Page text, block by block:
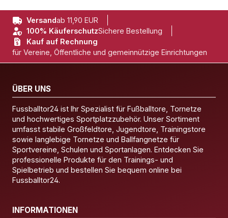
Versandab 11,90 EUR
100% KäuferschutzSichere Bestellung
Kauf auf Rechnung
für Vereine, Öffentliche und gemeinnützige Einrichtungen
ÜBER UNS
Fussballtor24 ist Ihr Spezialist für Fußballtore, Tornetze
und hochwertiges Sportplatzzubehör. Unser Sortiment
umfasst stabile Großfeldtore, Jugendtore, Trainingstore
sowie langlebige Tornetze und Ballfangnetze für
Sportvereine, Schulen und Sportanlagen. Entdecken Sie
professionelle Produkte für den Trainings- und
Spielbetrieb und bestellen Sie bequem online bei
Fussballtor24.
INFORMATIONEN